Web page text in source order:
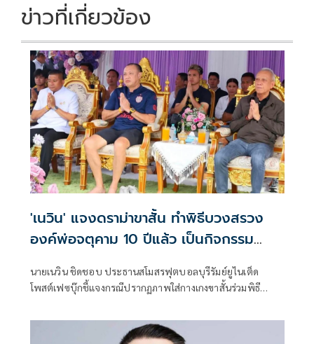
ข่าวที่เกี่ยวข้อง
'เนวิน' แจงดราม่าขาสั้น ทำพิธีบวงสรวง
องค์พ่อจตุคาม 10 ปีแล้ว เป็นกิจกรรม
นายเนวิน ชิดชอบ ประธานสโมสรฟุตบอลบุรีรัมย์ยูไนเต็ด
โพสต์เฟซบุ๊กชี้แจงกรณีปรากฏภาพใส่กางเกงขาสั้นร่วมพิธี
เหมาะสม โดยระบุว่า